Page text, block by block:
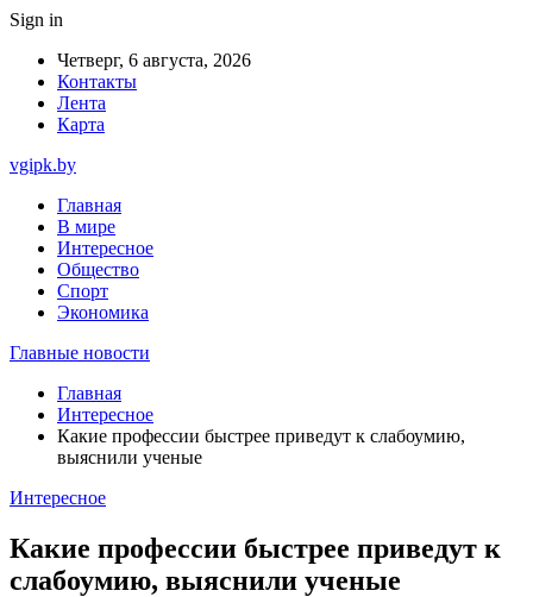
Sign in
Четверг, 6 августа, 2026
Контакты
Лента
Карта
vgipk.by
Главная
В мире
Интересное
Общество
Спорт
Экономика
Главные новости
Главная
Интересное
Какие профессии быстрее приведут к слабоумию,
выяснили ученые
Интересное
Какие профессии быстрее приведут к
слабоумию, выяснили ученые